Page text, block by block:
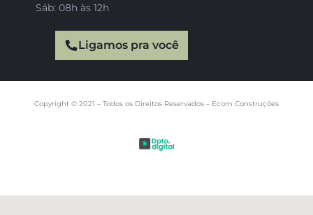
Sáb: 08h às 12h
Ligamos pra você
Copyright © 2021 – Todos os Direitos Reservados – Ecom Construções